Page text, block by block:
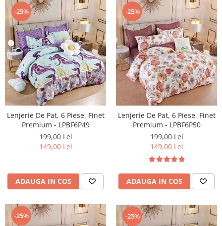
-25%
Lenjerie De Pat, 6 Piese, Finet
Premium - LPBF6P49
199,00 Lei
149,00 Lei
ADAUGA IN COS
-25%
Lenjerie De Pat, 6 Piese, Finet
Premium - LPBF6P50
199,00 Lei
149,00 Lei
ADAUGA IN COS
-25% -25%